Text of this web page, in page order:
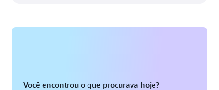
Washington D.C.
Você encontrou o que procurava hoje?